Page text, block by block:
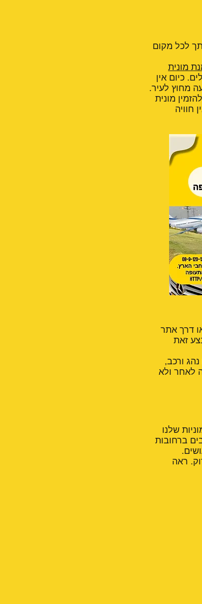
לכל מקום
מונית
כיום אין
מחוץ לעיר.
מונית
חוויה
דרך אתר
זאת
ורכב,
לאחר ולא
שלנו
ברחובות
ראה